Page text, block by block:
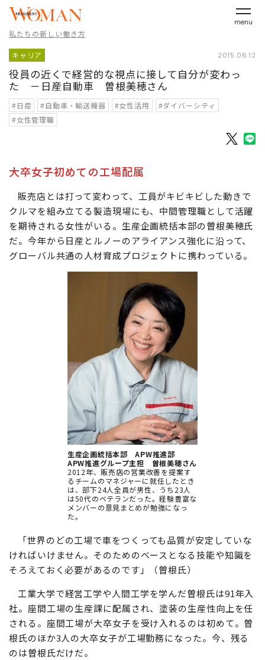
menu
私たちの新しい働き方
キャリア 2015.06.12
役員の近くで経営的な視点に接して自分が変わっ
た －日産自動車 曽根美穂さん
#日産 #自動車・輸送機器 #女性活用
#ダイバーシティ
#女性管理職
大卒女子初めての工場配属
販売店とは打って変わって、工員がキビキビした動きで
クルマを組み立てる製造現場にも、中間管理職として活躍
を期待される女性がいる。生産企画統括本部の曽根美穂氏
だ。今年から日産とルノーのアライアンス強化に沿って、
グローバル共通の人材育成プロジェクトに携わっている。
生産企画統括本部 APW推進部
APW推進グループ主担 曽根美穂さん
2012年、販売店の営業改善を提案す
るチームのマネジャーに就任したとき
は、部下24人全員が男性、うち23人
は50代のベテランだった。経験豊富な
メンバーの意見まとめが勉強になっ
た。
「世界のどの工場で車をつくっても品質が安定していな
ければいけません。そのためのベースとなる技能や知識を
そろえておく必要があるのです」（曽根氏）
工業大学で経営工学や人間工学を学んだ曽根氏は91年入
社。座間工場の生産課に配属され、塗装の生産性向上を任
される。座間工場が大卒女子を受け入れるのは初めて。曽
根氏のほか3人の大卒女子が工場勤務になった。今、残る
のは曽根氏だけだ。